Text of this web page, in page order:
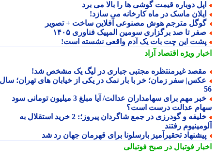
دوباره قیمت گوشی ها را بالا می برد
ماسک در ماه کارخانه می سازد!
مترجم هوش مصنوعی آفلاین ساخت + تصویر
تا صد برگزاری سومین المپیک فناوری ۱۴۰۵
این چت بات یک آدم واقعی نشسته است!
ویژهاقتصاد آزاد
غیرمنتظره مجتبی جباری در لیگ یک مشخص شد!
سفر زمان؛ خر با بار نمک در یکی از خیابان های تهران؛ سال
خبر مهم برای سهامداران عدالت/ آیا مبلغ 3 میلیون تومانی سود
عدالت درست است؟
خلیفه و گودرزی در جمع شاگردان پیروز؛: 2 خرید استقلال به
رفتند
تحقیرآمیز بارسلونا برای قهرمان جهان رد شد
فوتبال در صبح فوتبالی